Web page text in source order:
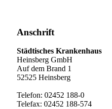
Anschrift
Städtisches Krankenhaus
Heinsberg GmbH
Auf dem Brand 1
52525 Heinsberg
Telefon: 02452 188-0
Telefax: 02452 188-574